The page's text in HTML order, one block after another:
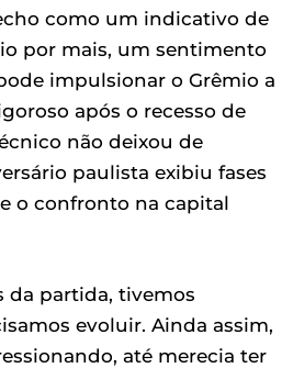
como um indicativo de
por mais, um sentimento
impulsionar o Grêmio a
após o recesso de
não deixou de
paulista exibiu fases
o confronto na capital
da partida, tivemos
evoluir. Ainda assim,
até merecia ter